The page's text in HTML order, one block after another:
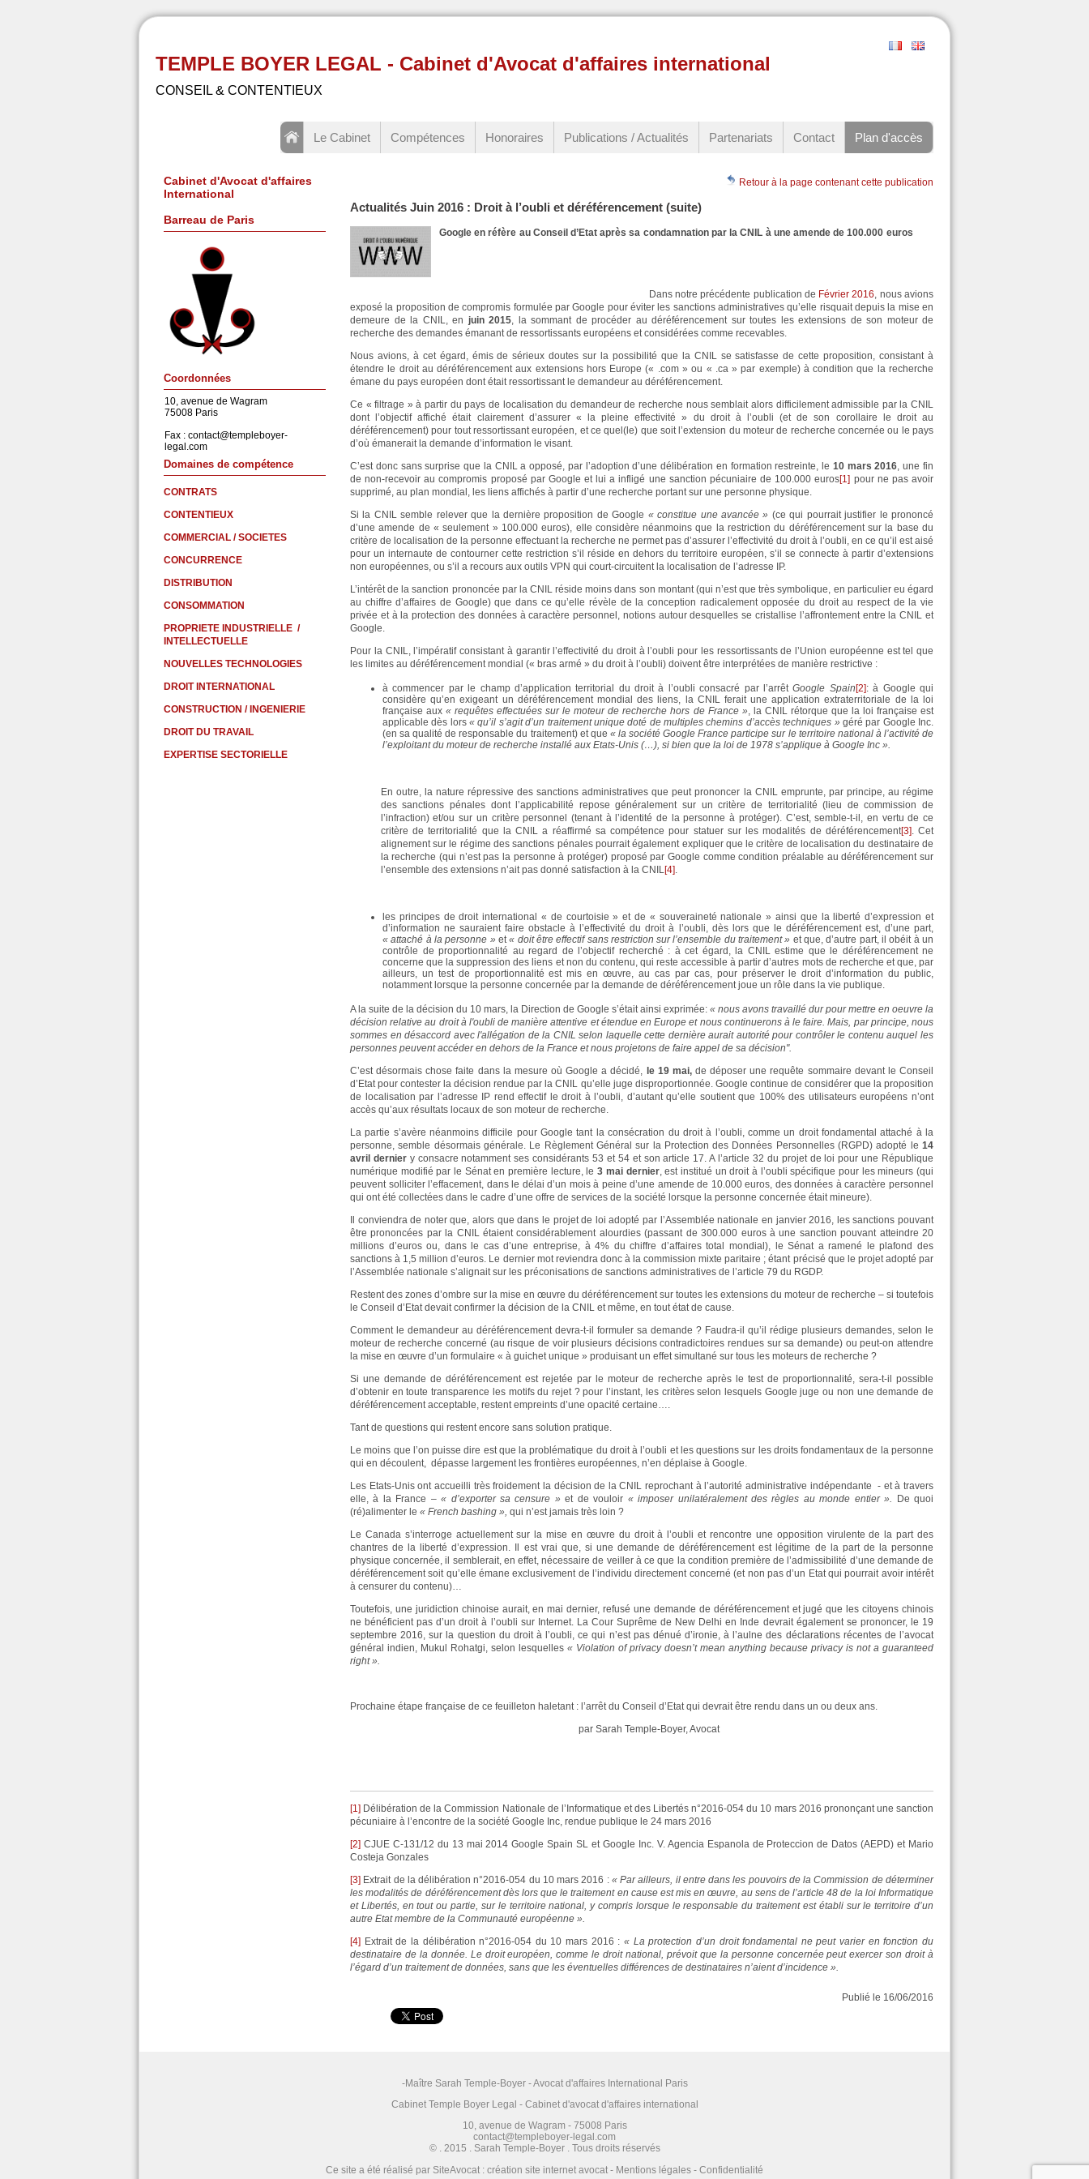
TEMPLE BOYER LEGAL - Cabinet d'Avocat d'affaires international
CONSEIL & CONTENTIEUX
Le Cabinet Compétences Honoraires Publications / Actualités Partenariats Contact Plan d'accès
Cabinet d'Avocat d'affaires
International
Barreau de Paris
Coordonnées
10, avenue de Wagram
75008 Paris
Fax : contact@templeboyer-
legal.com
Domaines de compétence
CONTRATS
CONTENTIEUX
COMMERCIAL / SOCIETES
CONCURRENCE
DISTRIBUTION
CONSOMMATION
PROPRIETE INDUSTRIELLE /
INTELLECTUELLE
NOUVELLES TECHNOLOGIES
DROIT INTERNATIONAL
CONSTRUCTION / INGENIERIE
DROIT DU TRAVAIL
EXPERTISE SECTORIELLE
Retour à la page contenant cette publication
Actualités Juin 2016 : Droit à l’oubli et déréférencement (suite)
Google en réfère au Conseil d’Etat après sa condamnation par la CNIL à une amende de 100.000 euros
Dans notre précédente publication de Février 2016, nous avions
exposé la proposition de compromis formulée par Google pour éviter les sanctions administratives qu’elle risquait depuis la mise en
demeure de la CNIL, en juin 2015, la sommant de procéder au déréférencement sur toutes les extensions de son moteur de
recherche des demandes émanant de ressortissants européens et considérées comme recevables.
Nous avions, à cet égard, émis de sérieux doutes sur la possibilité que la CNIL se satisfasse de cette proposition, consistant à
étendre le droit au déréférencement aux extensions hors Europe (« .com » ou « .ca » par exemple) à condition que la recherche
émane du pays européen dont était ressortissant le demandeur au déréférencement.
Ce « filtrage » à partir du pays de localisation du demandeur de recherche nous semblait alors difficilement admissible par la CNIL
dont l’objectif affiché était clairement d’assurer « la pleine effectivité » du droit à l’oubli (et de son corollaire le droit au
déréférencement) pour tout ressortissant européen, et ce quel(le) que soit l’extension du moteur de recherche concernée ou le pays
d’où émanerait la demande d’information le visant.
C’est donc sans surprise que la CNIL a opposé, par l’adoption d’une délibération en formation restreinte, le 10 mars 2016, une fin
de non-recevoir au compromis proposé par Google et lui a infligé une sanction pécuniaire de 100.000 euros[1] pour ne pas avoir
supprimé, au plan mondial, les liens affichés à partir d’une recherche portant sur une personne physique.
Si la CNIL semble relever que la dernière proposition de Google « constitue une avancée » (ce qui pourrait justifier le prononcé
d’une amende de « seulement » 100.000 euros), elle considère néanmoins que la restriction du déréférencement sur la base du
critère de localisation de la personne effectuant la recherche ne permet pas d’assurer l’effectivité du droit à l’oubli, en ce qu’il est aisé
pour un internaute de contourner cette restriction s’il réside en dehors du territoire européen, s’il se connecte à partir d’extensions
non européennes, ou s’il a recours aux outils VPN qui court-circuitent la localisation de l’adresse IP.
L’intérêt de la sanction prononcée par la CNIL réside moins dans son montant (qui n’est que très symbolique, en particulier eu égard
au chiffre d’affaires de Google) que dans ce qu’elle révèle de la conception radicalement opposée du droit au respect de la vie
privée et à la protection des données à caractère personnel, notions autour desquelles se cristallise l’affrontement entre la CNIL et
Google.
Pour la CNIL, l’impératif consistant à garantir l’effectivité du droit à l’oubli pour les ressortissants de l’Union européenne est tel que
les limites au déréférencement mondial (« bras armé » du droit à l’oubli) doivent être interprétées de manière restrictive :
à commencer par le champ d’application territorial du droit à l’oubli consacré par l’arrêtGoogle Spain [2]: à Google qui
considère qu’en exigeant un déréférencement mondial des liens, la CNIL ferait une application extraterritoriale de la loi
française aux« requêtes effectuées sur le moteur de recherche hors de France », la CNIL rétorque que la loi française est
applicable dès lors« qu’il s’agit d’un traitement unique doté de multiples chemins d’accès techniques » géré par Google Inc.
(en sa qualité de responsable du traitement) et que « la société Google France participe sur le territoire national à l’activité de
l’exploitant du moteur de recherche installé aux Etats-Unis (…), si bien que la loi de 1978 s’applique à Google Inc ».
En outre, la nature répressive des sanctions administratives que peut prononcer la CNIL emprunte, par principe, au régime
des sanctions pénales dont l’applicabilité repose généralement sur un critère de territorialité (lieu de commission de
l’infraction) et/ou sur un critère personnel (tenant à l’identité de la personne à protéger). C’est, semble-t-il, en vertu de ce
critère de territorialité que la CNIL a réaffirmé sa compétence pour statuer sur les modalités de déréférencement[3]. Cet
alignement sur le régime des sanctions pénales pourrait également expliquer que le critère de localisation du destinataire de
la recherche (qui n’est pas la personne à protéger) proposé par Google comme condition préalable au déréférencement sur
l’ensemble des extensions n’ait pas donné satisfaction à la CNIL[4].
les principes de droit international « de courtoisie » et de « souveraineté nationale » ainsi que la liberté d’expression et
d’information ne sauraient faire obstacle à l’effectivité du droit à l’oubli, dès lors que le déréférencement est, d’une part,
« attaché à la personne » et« doit être effectif sans restriction sur l’ensemble du traitement » et que, d’autre part, il obéit à un
contrôle de proportionnalité au regard de l’objectif recherché : à cet égard, la CNIL estime que le déréférencement ne
concerne que la suppression des liens et non du contenu, qui reste accessible à partir d’autres mots de recherche et que, par
ailleurs, un test de proportionnalité est mis en œuvre, au cas par cas, pour préserver le droit d’information du public,
notamment lorsque la personne concernée par la demande de déréférencement joue un rôle dans la vie publique.
A la suite de la décision du 10 mars, la Direction de Google s’était ainsi exprimée: « nous avons travaillé dur pour mettre en oeuvre la
décision relative au droit à l'oubli de manière attentive et étendue en Europe et nous continuerons à le faire. Mais, par principe, nous
sommes en désaccord avec l'allégation de la CNIL selon laquelle cette dernière aurait autorité pour contrôler le contenu auquel les
personnes peuvent accéder en dehors de la France et nous projetons de faire appel de sa décision".
C’est désormais chose faite dans la mesure où Google a décidé, le 19 mai,de déposer une requête sommaire devant le Conseil
d’Etat pour contester la décision rendue par la CNIL qu’elle juge disproportionnée. Google continue de considérer que la proposition
de localisation par l’adresse IP rend effectif le droit à l’oubli, d’autant qu’elle soutient que 100% des utilisateurs européens n’ont
accès qu’aux résultats locaux de son moteur de recherche.
La partie s’avère néanmoins difficile pour Google tant la consécration du droit à l’oubli, comme un droit fondamental attaché à la
personne, semble désormais générale. Le Règlement Général sur la Protection des Données Personnelles (RGPD) adopté le 14
avril derniery consacre notamment ses considérants 53 et 54 et son article 17. A l’article 32 du projet de loi pour une République
numérique modifié par le Sénat en première lecture, le3 mai dernier, est institué un droit à l’oubli spécifique pour les mineurs (qui
peuvent solliciter l’effacement, dans le délai d’un mois à peine d’une amende de 10.000 euros, des données à caractère personnel
qui ont été collectées dans le cadre d’une offre de services de la société lorsque la personne concernée était mineure).
Il conviendra de noter que, alors que dans le projet de loi adopté par l’Assemblée nationale en janvier 2016, les sanctions pouvant
être prononcées par la CNIL étaient considérablement alourdies (passant de 300.000 euros à une sanction pouvant atteindre 20
millions d’euros ou, dans le cas d’une entreprise, à 4% du chiffre d’affaires total mondial), le Sénat a ramené le plafond des
sanctions à 1,5 million d’euros. Le dernier mot reviendra donc à la commission mixte paritaire ; étant précisé que le projet adopté par
l’Assemblée nationale s’alignait sur les préconisations de sanctions administratives de l’article 79 du RGDP.
Restent des zones d’ombre sur la mise en œuvre du déréférencement sur toutes les extensions du moteur de recherche – si toutefois
le Conseil d’Etat devait confirmer la décision de la CNIL et même, en tout état de cause.
Comment le demandeur au déréférencement devra-t-il formuler sa demande ? Faudra-il qu’il rédige plusieurs demandes, selon le
moteur de recherche concerné (au risque de voir plusieurs décisions contradictoires rendues sur sa demande) ou peut-on attendre
la mise en œuvre d’un formulaire « à guichet unique » produisant un effet simultané sur tous les moteurs de recherche ?
Si une demande de déréférencement est rejetée par le moteur de recherche après le test de proportionnalité, sera-t-il possible
d’obtenir en toute transparence les motifs du rejet ? pour l’instant, les critères selon lesquels Google juge ou non une demande de
déréférencement acceptable, restent empreints d’une opacité certaine….
Tant de questions qui restent encore sans solution pratique.
Le moins que l’on puisse dire est que la problématique du droit à l’oubli et les questions sur les droits fondamentaux de la personne
qui en découlent, dépasse largement les frontières européennes, n’en déplaise à Google.
Les Etats-Unis ont accueilli très froidement la décision de la CNIL reprochant à l’autorité administrative indépendante - et à travers
elle, à la France –« d’exporter sa censure » et de vouloir « imposer unilatéralement des règles au monde entier ». De quoi
(ré)alimenter le « French bashing », qui n’est jamais très loin ?
Le Canada s’interroge actuellement sur la mise en œuvre du droit à l’oubli et rencontre une opposition virulente de la part des
chantres de la liberté d’expression. Il est vrai que, si une demande de déréférencement est légitime de la part de la personne
physique concernée, il semblerait, en effet, nécessaire de veiller à ce que la condition première de l’admissibilité d’une demande de
déréférencement soit qu’elle émane exclusivement de l’individu directement concerné (et non pas d’un Etat qui pourrait avoir intérêt
à censurer du contenu)…
Toutefois, une juridiction chinoise aurait, en mai dernier, refusé une demande de déréférencement et jugé que les citoyens chinois
ne bénéficient pas d’un droit à l’oubli sur Internet. La Cour Suprême de New Delhi en Inde devrait également se prononcer, le 19
septembre 2016, sur la question du droit à l’oubli, ce qui n’est pas dénué d’ironie, à l’aulne des déclarations récentes de l’avocat
général indien, Mukul Rohatgi, selon lesquelles « Violation of privacy doesn’t mean anything because privacy is not a guaranteed
right ».
Prochaine étape française de ce feuilleton haletant : l’arrêt du Conseil d’Etat qui devrait être rendu dans un ou deux ans.
par Sarah Temple-Boyer, Avocat
[1] Délibération de la Commission Nationale de l’Informatique et des Libertés n°2016-054 du 10 mars 2016 prononçant une sanction
pécuniaire à l’encontre de la société Google Inc, rendue publique le 24 mars 2016
[2] CJUE C-131/12 du 13 mai 2014 Google Spain SL et Google Inc. V. Agencia Espanola de Proteccion de Datos (AEPD) et Mario
Costeja Gonzales
[3] Extrait de la délibération n°2016-054 du 10 mars 2016 : « Par ailleurs, il entre dans les pouvoirs de la Commission de déterminer
les modalités de déréférencement dès lors que le traitement en cause est mis en œuvre, au sens de l’article 48 de la loi Informatique
et Libertés, en tout ou partie, sur le territoire national, y compris lorsque le responsable du traitement est établi sur le territoire d’un
autre Etat membre de la Communauté européenne ».
[4] Extrait de la délibération n°2016-054 du 10 mars 2016 : « La protection d’un droit fondamental ne peut varier en fonction du
destinataire de la donnée. Le droit européen, comme le droit national, prévoit que la personne concernée peut exercer son droit à
l’égard d’un traitement de données, sans que les éventuelles différences de destinataires n’aient d’incidence ».
Publié le 16/06/2016
-Maître Sarah Temple-Boyer - Avocat d'affaires International Paris
Cabinet Temple Boyer Legal - Cabinet d'avocat d'affaires international
10, avenue de Wagram - 75008 Paris
contact@templeboyer-legal.com
© . 2015 . Sarah Temple-Boyer . Tous droits réservés
Ce site a été réalisé par SiteAvocat : création site internet avocat - Mentions légales - Confidentialité